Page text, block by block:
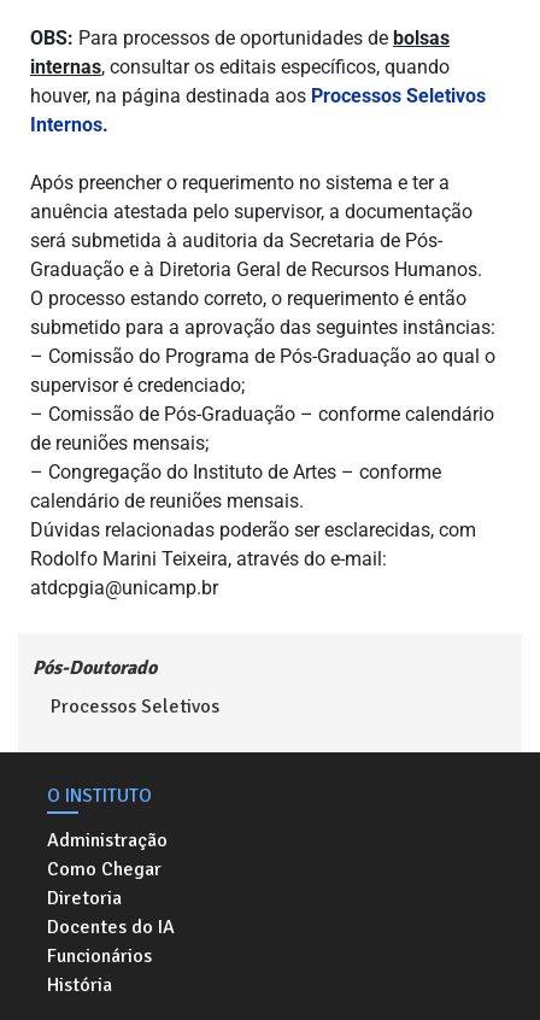
OBS: Para processos de oportunidades de bolsas
internas, consultar os editais específicos, quando
houver, na página destinada aos Processos Seletivos
Internos.
Após preencher o requerimento no sistema e ter a
anuência atestada pelo supervisor, a documentação
será submetida à auditoria da Secretaria de Pós-
Graduação e à Diretoria Geral de Recursos Humanos.
O processo estando correto, o requerimento é então
submetido para a aprovação das seguintes instâncias:
– Comissão do Programa de Pós-Graduação ao qual o
supervisor é credenciado;
– Comissão de Pós-Graduação – conforme calendário
de reuniões mensais;
– Congregação do Instituto de Artes – conforme
calendário de reuniões mensais.
Dúvidas relacionadas poderão ser esclarecidas, com
Rodolfo Marini Teixeira, através do e-mail:
atdcpgia@unicamp.br
Pós-Doutorado
Processos Seletivos
O INSTITUTO
Administração
Como Chegar
Diretoria
Docentes do IA
Funcionários
História